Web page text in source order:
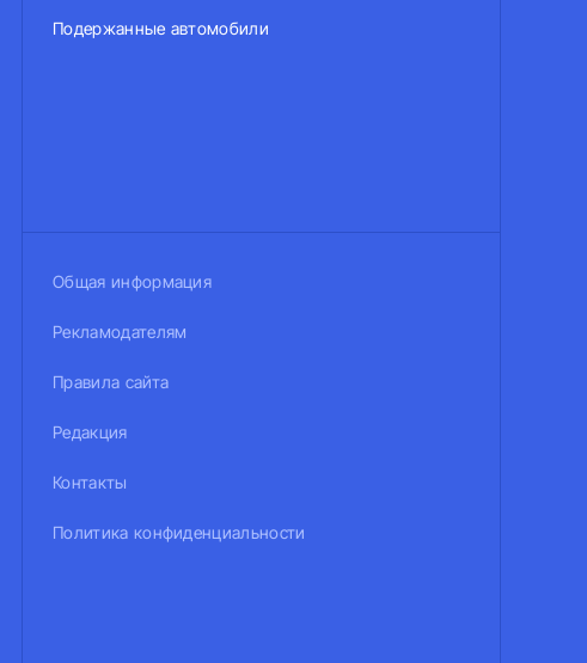
Подержанные автомобили
Общая информация
Рекламодателям
Правила сайта
Редакция
Контакты
Политика конфиденциальности